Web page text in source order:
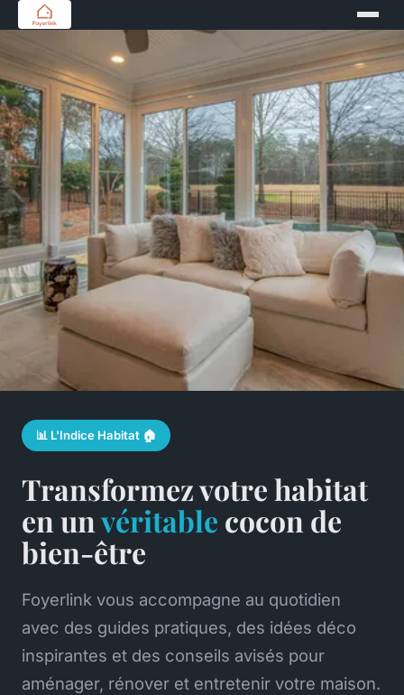
📊 L'Indice Habitat 🏠
Transformez votre habitat
en unvéritable cocon de
bien-être
Foyerlink vous accompagne au quotidien
avec des guides pratiques, des idées déco
inspirantes et des conseils avisés pour
aménager, rénover et entretenir votre maison.